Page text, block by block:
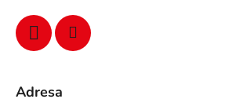
Adresa